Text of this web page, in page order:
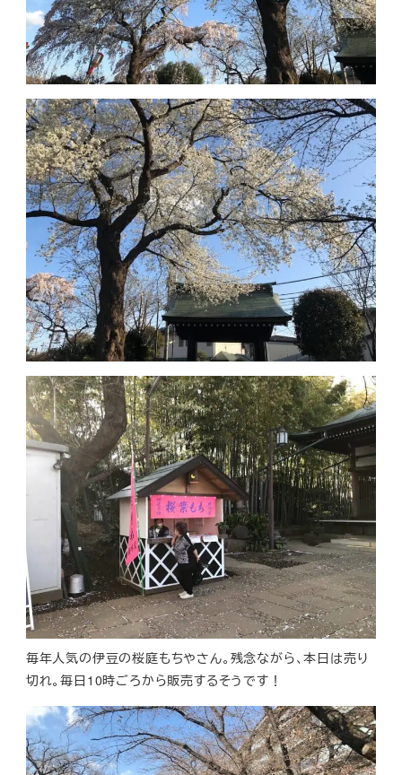
毎年人気の伊豆の桜庭もちやさん。残念ながら、本日は売り
切れ。毎日10時ごろから販売するそうです！